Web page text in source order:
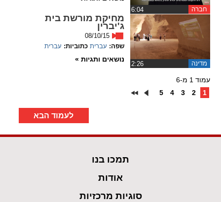
חברה
מדינה
מחיקת מורשת בית
ג'יברין
08/10/15
שפה: עברית כתוביות: עברית
נושאים ותגיות »
עמוד 1 מ-6
1
2
3
4
5
לעמוד הבא
תמכו בנו
אודות
סוגיות מרכזיות